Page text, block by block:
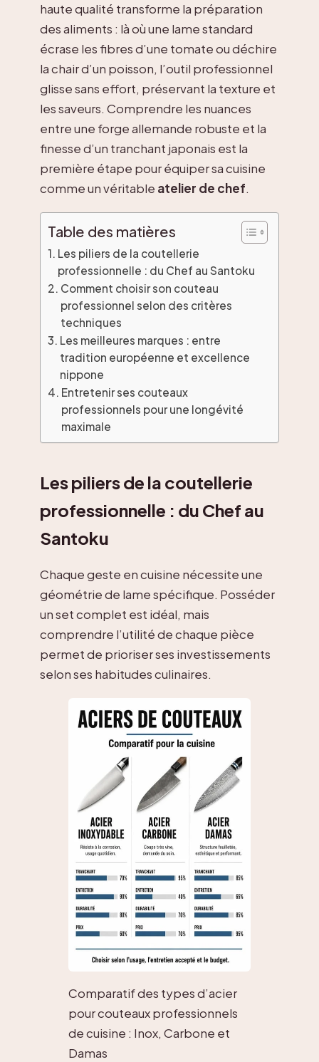
haute qualité transforme la préparation
des aliments : là où une lame standard
écrase les fibres d’une tomate ou déchire
la chair d’un poisson, l’outil professionnel
glisse sans effort, préservant la texture et
les saveurs. Comprendre les nuances
entre une forge allemande robuste et la
finesse d’un tranchant japonais est la
première étape pour équiper sa cuisine
comme un véritable atelier de chef.
Table des matières
Les piliers de la coutellerie
professionnelle : du Chef au Santoku
Comment choisir son couteau
professionnel selon des critères
techniques
Les meilleures marques : entre
tradition européenne et excellence
nippone
Entretenir ses couteaux
professionnels pour une longévité
maximale
Les piliers de la coutellerie
professionnelle : du Chef au
Santoku
Chaque geste en cuisine nécessite une
géométrie de lame spécifique. Posséder
un set complet est idéal, mais
comprendre l’utilité de chaque pièce
permet de prioriser ses investissements
selon ses habitudes culinaires.
Comparatif des types d’acier
pour couteaux professionnels
de cuisine : Inox, Carbone et
Damas